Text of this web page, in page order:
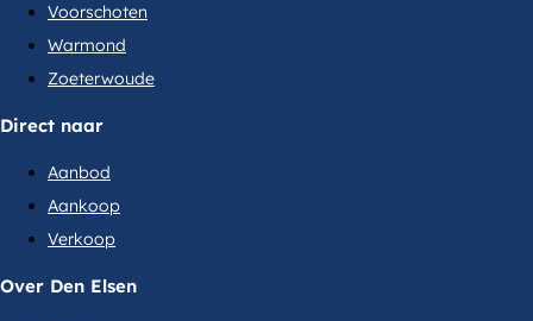
Voorschoten
Warmond
Zoeterwoude
Direct naar
Aanbod
Aankoop
Verkoop
Over Den Elsen